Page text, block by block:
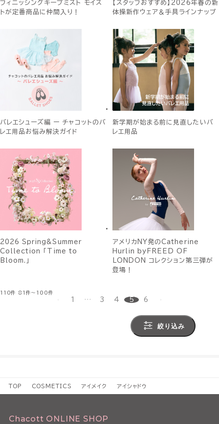
フィニッシングキープミスト モイス
トが定番商品に仲間入り！
【スタッフおすすめ】2026年春の新
体操新作ウェア＆手具ラインナップ
バレエシューズ編 ー チャコットのバ
レエ用品お悩み解決ガイド
新学期が始まる前に見直したいバ
レエ用品
2026 Spring&Summer
Collection 「Time to
Bloom.」
アメリカNY発のCatherine
Hurlin byFREED OF
LONDON コレクション第三弾が
登場！
110件 81件～100件
1 … 3 4 5 6
絞り込み
TOP COSMETICS アイメイク アイシャドウ
Chacott ONLINE SHOP